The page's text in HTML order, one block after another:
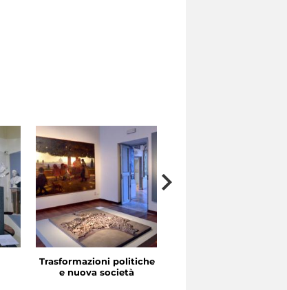
Trasformazioni politiche
e nuova società